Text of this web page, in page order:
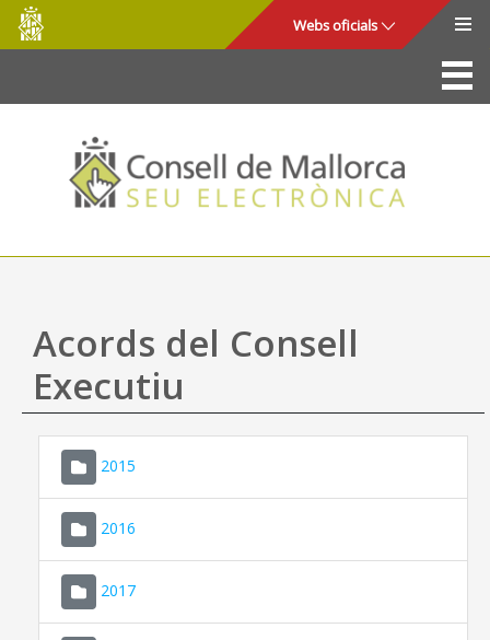
Salta al contingut principal
Consell
de
Mallorca
Webs oficials
La Seu
Consell de Mallorca
Accés i seguretat
Utilitats
Ajuda
Acords del Consell
Executiu
2015
2016
2017